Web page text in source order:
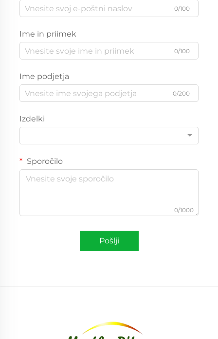
0/100
Ime in priimek
0/100
Ime podjetja
0/200
Izdelki
Sporočilo
0/1000
Pošlji